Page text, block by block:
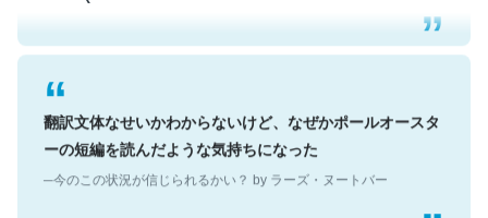
翻訳文体なせいかわからないけど、なぜかポールオースタ
ーの短編を読んだような気持ちになった
─今のこの状況が信じられるかい？ by ラーズ・ヌートバー